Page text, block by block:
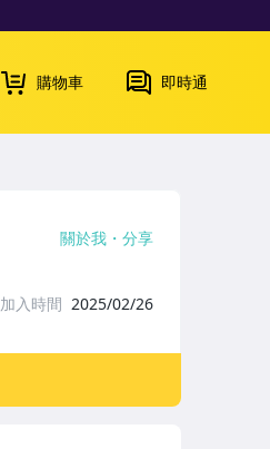
購物車 即時通
關於我 分享
加入時間 2025/02/26